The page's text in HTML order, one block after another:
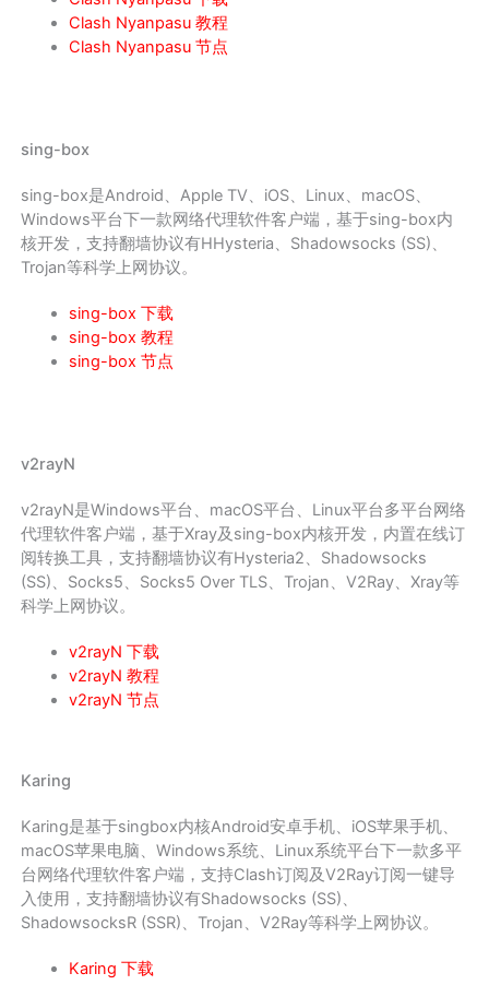
Clash Nyanpasu 教程
Clash Nyanpasu 节点
sing-box
sing-box是Android、Apple TV、iOS、Linux、macOS、
Windows平台下一款网络代理软件客户端，基于sing-box内
核开发，支持翻墙协议有HHysteria、Shadowsocks (SS)、
Trojan等科学上网协议。
sing-box 下载
sing-box 教程
sing-box 节点
v2rayN
v2rayN是Windows平台、macOS平台、Linux平台多平台网络
代理软件客户端，基于Xray及sing-box内核开发，内置在线订
阅转换工具，支持翻墙协议有Hysteria2、Shadowsocks
(SS)、Socks5、Socks5 Over TLS、Trojan、V2Ray、Xray等
科学上网协议。
v2rayN 下载
v2rayN 教程
v2rayN 节点
Karing
Karing是基于singbox内核Android安卓手机、iOS苹果手机、
macOS苹果电脑、Windows系统、Linux系统平台下一款多平
台网络代理软件客户端，支持Clash订阅及V2Ray订阅一键导
入使用，支持翻墙协议有Shadowsocks (SS)、
ShadowsocksR (SSR)、Trojan、V2Ray等科学上网协议。
Karing 下载